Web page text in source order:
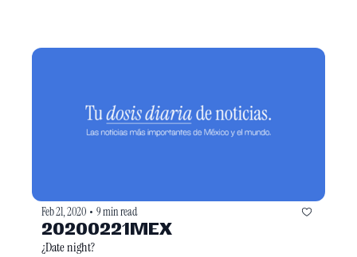
Feb 21, 2020 • 9 min read
20200221MEX
¿Date night?